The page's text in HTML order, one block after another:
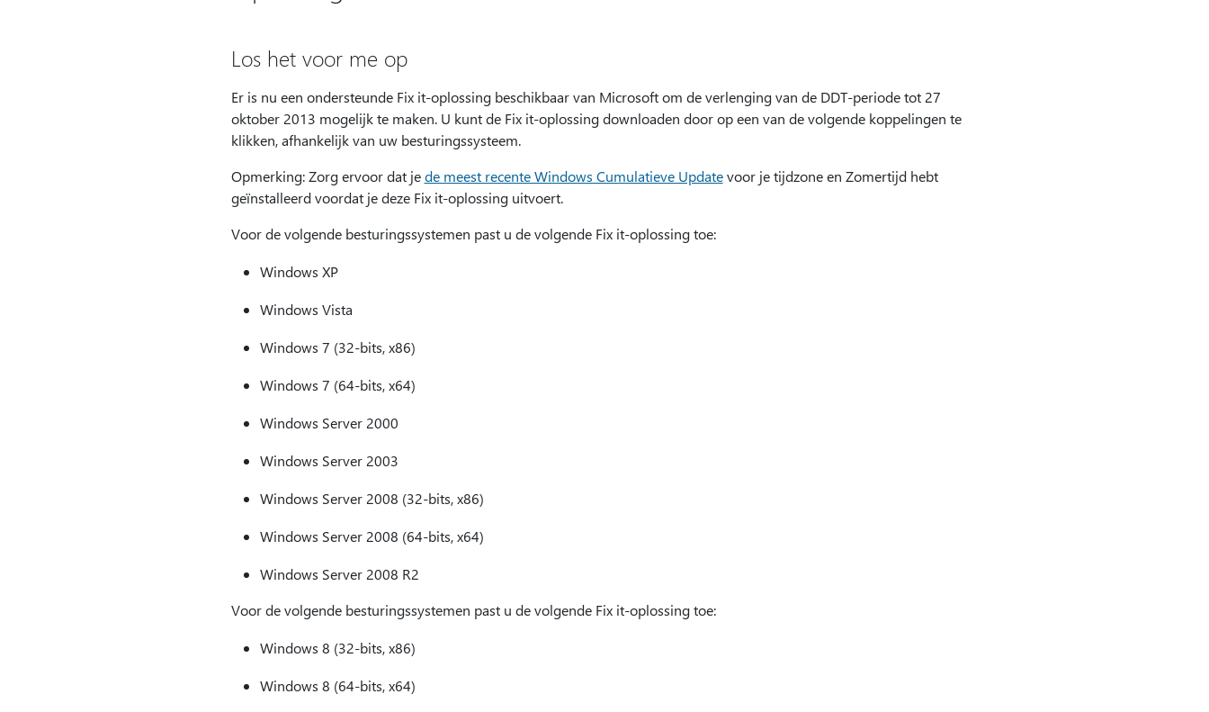
Los het voor me op
Er is nu een ondersteunde Fix it-oplossing beschikbaar van Microsoft om de verlenging van de DDT-periode tot 27
oktober 2013 mogelijk te maken. U kunt de Fix it-oplossing downloaden door op een van de volgende koppelingen te
klikken, afhankelijk van uw besturingssysteem.
Opmerking: Zorg ervoor dat jede meest recente Windows Cumulatieve Updatevoor je tijdzone en Zomertijd hebt
geïnstalleerd voordat je deze Fix it-oplossing uitvoert.
Voor de volgende besturingssystemen past u de volgende Fix it-oplossing toe:
Windows XP
Windows Vista
Windows 7 (32-bits, x86)
Windows 7 (64-bits, x64)
Windows Server 2000
Windows Server 2003
Windows Server 2008 (32-bits, x86)
Windows Server 2008 (64-bits, x64)
Windows Server 2008 R2
Voor de volgende besturingssystemen past u de volgende Fix it-oplossing toe:
Windows 8 (32-bits, x86)
Windows 8 (64-bits, x64)